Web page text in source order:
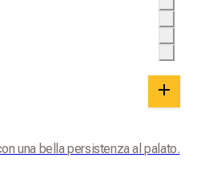
una bella persistenza al palato.